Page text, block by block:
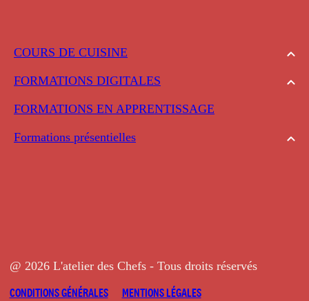
COURS DE CUISINE
FORMATIONS DIGITALES
FORMATIONS EN APPRENTISSAGE
Formations présentielles
@ 2026 L'atelier des Chefs - Tous droits réservés
CONDITIONS GÉNÉRALES
MENTIONS LÉGALES